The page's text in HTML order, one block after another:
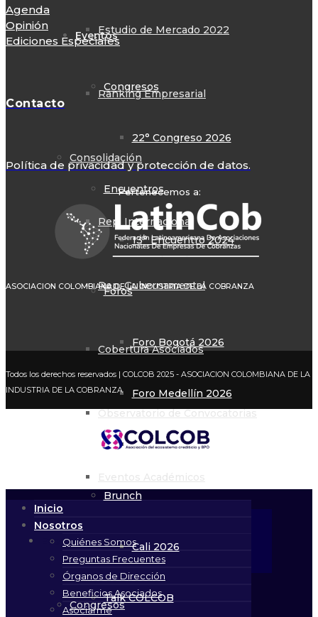
Eventos
Congresos
22° Congreso 2026
Encuentros
13° Encuentro 2024
Foros
Foro Bogotá 2026
Foro Medellín 2026
Foro Bucaramanga 2026
Brunch
Cali 2026
Talk COLCOB
Estudio de Mercado 2022
Ranking Empresarial
Consolidación
Rep. Internacional
Rep. Gubernamental
Cobertura Asociados
Observatorio de Convocatorias
Eventos
Congresos
Agenda
Opinión
Ediciones Especiales
Contacto
Política de privacidad y protección de datos.
Pertenecemos a:
ASOCIACION COLOMBIANA DE LA INDUSTRIA DE LA COBRANZA
Todos los derechos reservados | COLCOB 2025 - ASOCIACION COLOMBIANA DE LA
INDUSTRIA DE LA COBRANZA
Inicio
Nosotros
Quiénes Somos
Preguntas Frecuentes
Órganos de Dirección
Beneficios Asociados
Asociarme